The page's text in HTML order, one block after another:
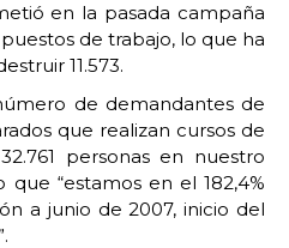
en la pasada campaña
de trabajo, lo que ha
11.573.
de demandantes de
que realizan cursos de
personas en nuestro
“estamos en el 182,4%
a junio de 2007, inicio del